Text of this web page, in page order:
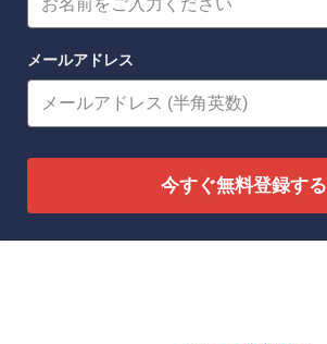
メールアドレス
今すぐ無料登録する